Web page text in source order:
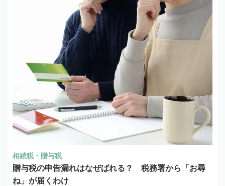
相続税・贈与税
贈与税の申告漏れはなぜばれる？ 税務署から「お尋
ね」が届くわけ